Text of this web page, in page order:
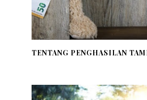
TENTANG PENGHASILAN